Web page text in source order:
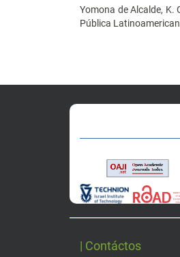
Yomona de Alcalde,
Pública
| Contáctos